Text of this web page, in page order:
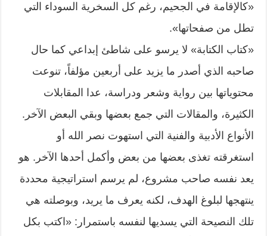
«كالإقامة في الجحيم، رغم كل السخرية السوداء التي
تطل من صفحاتها».
«كتاب الكتابة» لا يرسو على شاطئ إبداعي كما حال
صاحبه الذي أصدر ما يزيد على أربعين مؤلفاً، تنوعت
محتوياتها بين رواية وشعر ودراسة، عدا المقابلات
الكثيرة، والمقالات التي جمع بعضها وبقي البعض الآخر.
الأنواع الأدبية والفنية التي استهوت نصر الله أو
استغرقته تغذى بعضها من بعض وأكمل أحدها الآخر. هو
يعد نفسه صاحب مشروع، لم يرسم استراتيجية محددة
ينتهجها لبلوغ الهدف، لكنه يعرف ما يريد، وبوصلته هي
تلك النصيحة التي يسديها لنفسه باستمرار: «اكتب بكل